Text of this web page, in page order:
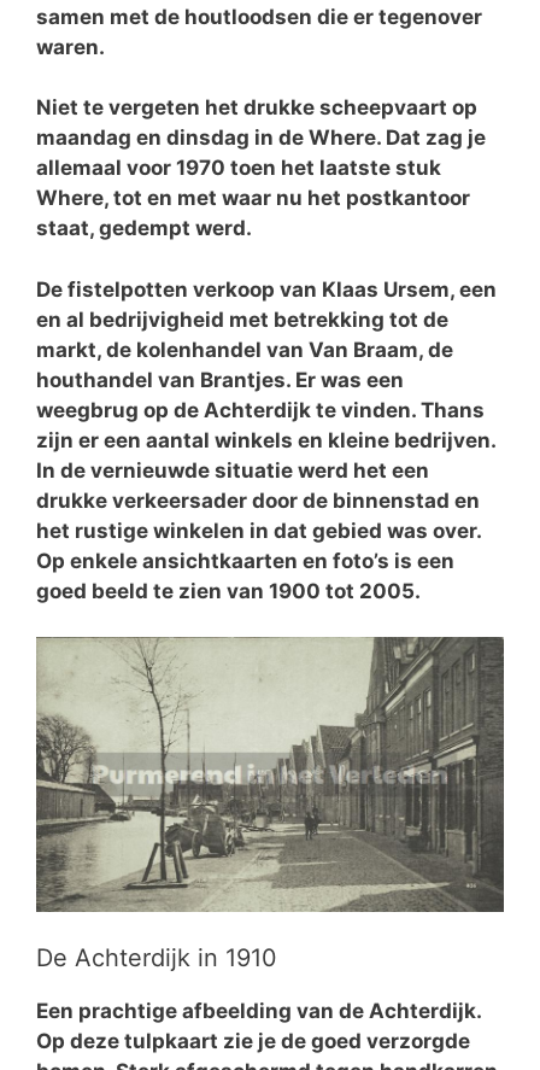
samen met de houtloodsen die er tegenover
waren.
Niet te vergeten het drukke scheepvaart op
maandag en dinsdag in de Where. Dat zag je
allemaal voor 1970 toen het laatste stuk
Where, tot en met waar nu het postkantoor
staat, gedempt werd.
De fistelpotten verkoop van Klaas Ursem, een
en al bedrijvigheid met betrekking tot de
markt, de kolenhandel van Van Braam, de
houthandel van Brantjes. Er was een
weegbrug op de Achterdijk te vinden. Thans
zijn er een aantal winkels en kleine bedrijven.
In de vernieuwde situatie werd het een
drukke verkeersader door de binnenstad en
het rustige winkelen in dat gebied was over.
Op enkele ansichtkaarten en foto’s is een
goed beeld te zien van 1900 tot 2005.
De Achterdijk in 1910
Een prachtige afbeelding van de Achterdijk.
Op deze tulpkaart zie je de goed verzorgde